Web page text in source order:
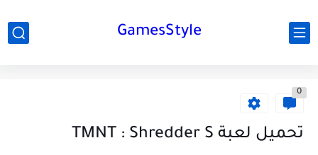
GamesStyle
0
تحميل لعبة TMNT : Shredder S